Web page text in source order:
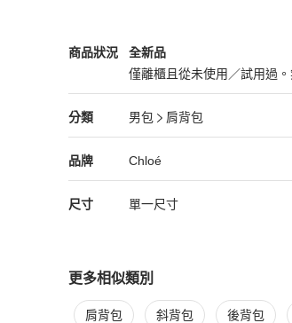
附有原廠防塵袋|原廠保證卡|吊牌
商品為全新品非二手商品，下單後會由拍
【費用相關】
商品狀況
Chloé男包 商品狀態與細節
全新品
僅離櫃且從未使用／試用過
全新品
分類
Chloé 分類資訊
男包
肩背包
男包/肩背包推薦
品牌
Chloé 男包品牌介紹
Chloé
Chloé 推薦清單
尺寸 單一尺寸
更多相似類別
更多Chloé 男包相似商品推薦
肩背包 斜背包 後背包